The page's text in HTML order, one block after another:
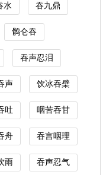
水 吞九鼎
鹘仑吞
吞声忍泪
声 饮冰吞檗
吐 咽苦吞甘
舟 吞言咽理
雨 吞声忍气